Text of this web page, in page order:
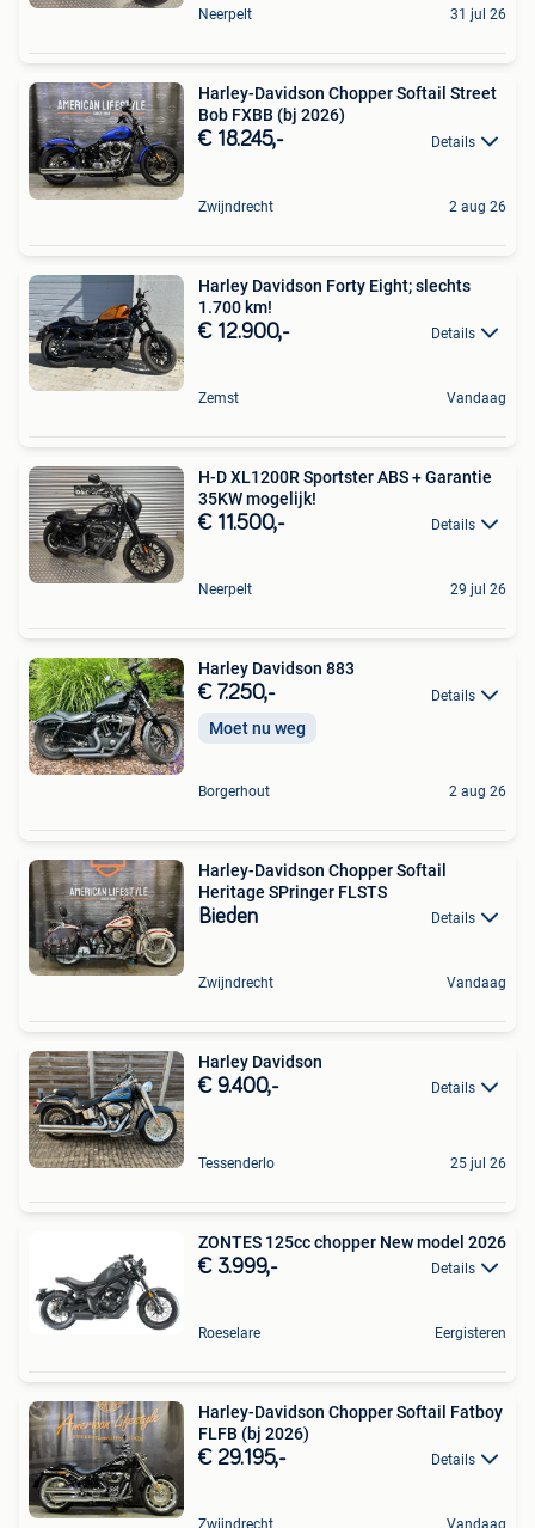
Neerpelt 31 jul 26
Harley-Davidson Chopper Softail Street
Bob FXBB (bj 2026)
€ 18.245,- Details
Zwijndrecht 2 aug 26
Harley Davidson Forty Eight; slechts
1.700 km!
€ 12.900,- Details
Zemst Vandaag
H-D XL1200R Sportster ABS + Garantie
35KW mogelijk!
€ 11.500,- Details
Neerpelt 29 jul 26
Harley Davidson 883
€ 7.250,- Details
Moet nu weg
Borgerhout 2 aug 26
Harley-Davidson Chopper Softail
Heritage SPringer FLSTS
Bieden Details
Zwijndrecht Vandaag
Harley Davidson
€ 9.400,- Details
Tessenderlo 25 jul 26
ZONTES 125cc chopper New model 2026
€ 3.999,- Details
Roeselare Eergisteren
Harley-Davidson Chopper Softail Fatboy
FLFB (bj 2026)
€ 29.195,- Details